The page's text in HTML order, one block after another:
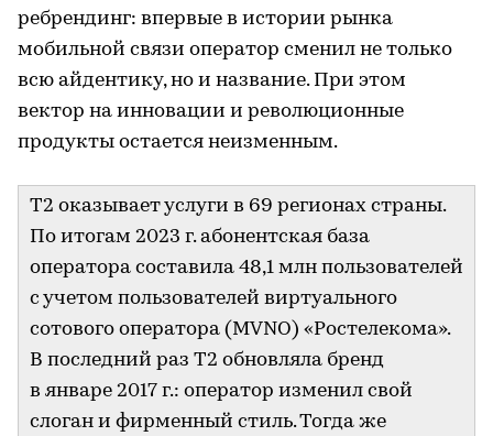
ребрендинг: впервые в истории рынка
мобильной связи оператор сменил не только
всю айдентику, но и название. При этом
вектор на инновации и революционные
продукты остается неизменным.
T2 оказывает услуги в 69 регионах страны.
По итогам 2023 г. абонентская база
оператора составила 48,1 млн пользователей
с учетом пользователей виртуального
сотового оператора (MVNO) «Ростелекома».
В последний раз T2 обновляла бренд
в январе 2017 г.: оператор изменил свой
слоган и фирменный стиль. Тогда же